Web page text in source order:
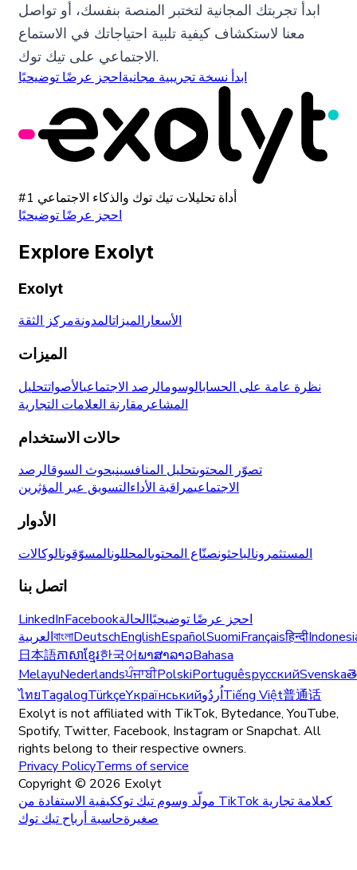
ابدأ تجربتك المجانية لتختبر المنصة بنفسك، أو تواصل
معنا لاستكشاف كيفية تلبية احتياجاتك في الاستماع
الاجتماعي على تيك توك.
ابدأ نسخة تجريبية مجانيةاحجز عرضًا توضيحيًا
#1 أداة تحليلات تيك توك والذكاء الاجتماعي
احجز عرضًا توضيحيًا
Explore Exolyt
Exolyt
الأسعار الميزاتالمدونةمركز الثقة
الميزات
نظرة عامة على الحسابالوسومالرصد الاجتماعيالأصواتتحليل
المشاعر مقارنة العلامات التجارية
حالات الاستخدام
تصوّر المحتوىتحليل المنافسينبحوث السوقالرصد
الاجتماعيمراقبة الأداءالتسويق عبر المؤثرين
الأدوار
المستثمرونالباحثونصنّاع المحتوىالمحللونالمسوّقونالوكالات
اتصل بنا
LinkedInFacebook احجز عرضًا توضيحيًاالحالة
العربيةবাংলাDeutschEnglishEspañolSuomiFrançaisहिन्दी
日本語ភាសាខ្មែរ한국어ພາສາລາວBahasa
MelayuNederlandsਪੰਜਾਬੀPolskiPortuguêsрусскийSvenska
ไทยTagalogTürkçeYкраїнськийاُردُوTiếng Việt普通话
Exolyt is not affiliated with TikTok, Bytedance, YouTube,
Spotify, Twitter, Facebook, Instagram or Snapchat. All
rights belong to their respective owners.
Privacy PolicyTerms of service
Copyright © 2026 Exolyt
مولّد وسوم تيك توككيفية الاستفادة من TikTok كعلامة تجارية
صغيرةحاسبة أرباح تيك توك